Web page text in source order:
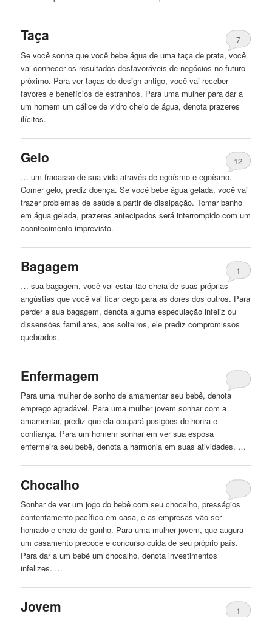
Taça
7
Se você sonha que vocêbebe água de uma taça de prata, você
vai conhecer os resultados desfavoráveis ​​de negócios no futuro
próximo. Para ver taças de design antigo, você vai receber
favores e benefícios de estranhos. Para uma mulher para dar a
um homem um cálice de vidro cheio de água, denota prazeres
ilícitos.
Gelo
12
… um fracasso de sua vida através de egoísmo e egoísmo.
Comer gelo, prediz doença. Se vocêbebe água gelada, você vai
trazer problemas de saúde a partir de dissipação. Tomar banho
em água gelada, prazeres antecipados será interrompido com um
acontecimento imprevisto.
Bagagem
1
… sua bagagem, você vai estar tão cheia de suas próprias
angústias que você vai ficarcego para as dores dos outros. Para
perder a sua bagagem, denota alguma especulação infeliz ou
dissensões familiares, aos solteiros, ele prediz compromissos
quebrados.
Enfermagem
Para uma mulher de sonho de amamentar seu bebê, denota
emprego agradável. Para uma mulher jovem sonhar com a
amamentar, prediz que ela ocupará posições de honra e
confiança. Para um homem sonhar em ver sua esposa
enfermeira seu bebê, denota a harmonia em suas atividades. …
Chocalho
Sonhar de ver um jogo do bebê com seu chocalho, presságios
contentamento pacífico em casa, e as empresas vão ser
honrado e cheio de ganho. Para uma mulher jovem, que augura
um casamento precoce e concurso cuida de seu próprio país.
Para dar a um bebê um chocalho, denota investimentos
infelizes. …
Jovem
1